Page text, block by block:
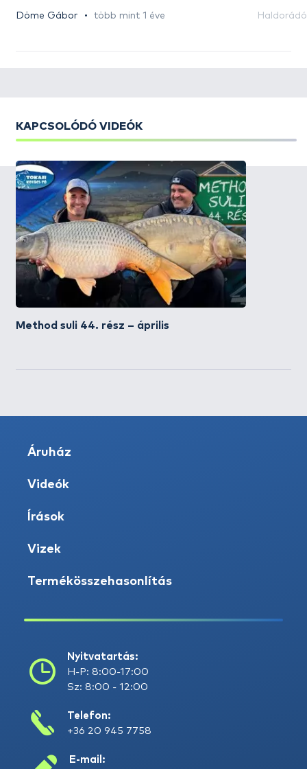
Döme Gábor több mint 1 éve
KAPCSOLÓDÓ VIDEÓK
Method suli 44. rész – április
Áruház
Videók
Írások
Vizek
Termékösszehasonlítás
Nyitvatartás:
H-P: 8:00-17:00
Sz: 8:00 - 12:00
Telefon:
+36 20 945 7758
E-mail: